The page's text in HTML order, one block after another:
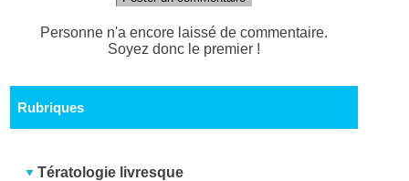
Personne n'a encore laissé de commentaire.
Soyez donc le premier !
Rubriques
Tératologie livresque